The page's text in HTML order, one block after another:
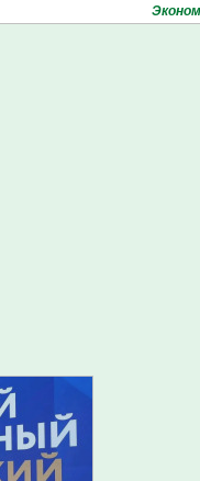
поселений с помощью